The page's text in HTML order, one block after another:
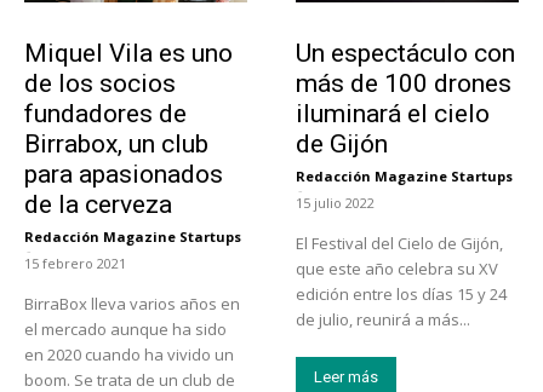
Miquel Vila es uno
de los socios
fundadores de
Birrabox, un club
para apasionados
de la cerveza
Redacción Magazine Startups
-
15 febrero 2021
BirraBox lleva varios años en
el mercado aunque ha sido
en 2020 cuando ha vivido un
boom. Se trata de un club de
Un espectáculo con
más de 100 drones
iluminará el cielo
de Gijón
Redacción Magazine Startups
-
15 julio 2022
El Festival del Cielo de Gijón,
que este año celebra su XV
edición entre los días 15 y 24
de julio, reunirá a más...
Leer más